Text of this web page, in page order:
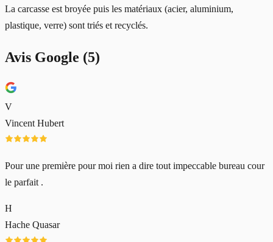
La carcasse est broyée puis les matériaux (acier, aluminium,
plastique, verre) sont triés et recyclés.
Avis Google (5)
V
Vincent Hubert
Pour une première pour moi rien a dire tout impeccable bureau cour
le parfait .
H
Hache Quasar